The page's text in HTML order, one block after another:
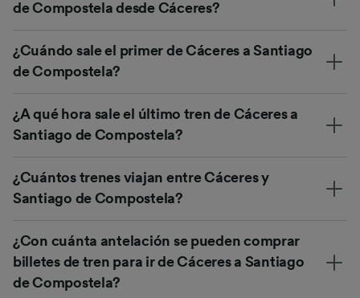
de Compostela desde Cáceres?
¿Cuándo sale el primer de Cáceres a Santiago
de Compostela?
¿A qué hora sale el último tren de Cáceres a
Santiago de Compostela?
¿Cuántos trenes viajan entre Cáceres y
Santiago de Compostela?
¿Con cuánta antelación se pueden comprar
billetes de tren para ir de Cáceres a Santiago
de Compostela?